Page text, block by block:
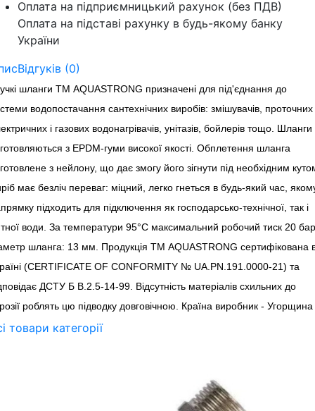
Оплата на підприємницький рахунок (без ПДВ)
Оплата на підставі рахунку в будь-якому банку
України
Відгуків (0)
шланги ТМ AQUASTRONG призначені для під'єднання до
водопостачання сантехнічних виробів: змішувачів, проточних
і газових водонагрівачів, унітазів, бойлерів тощо. Шланги
з EPDM-гуми високої якості. Обплетення шланга
з нейлону, що дає змогу його зігнути під необхідним
має безліч переваг: міцний, легко гнеться в будь-який час,
підходить для підключення як господарсько-технічної, так і
води. За температури 95°C максимальний робочий тиск 20
шланга: 13 мм. Продукція ТМ AQUASTRONG сертифікована
(CERTIFICATE OF CONFORMITY № UA.PN.191.0000-21) та
ДСТУ Б В.2.5-14-99. Відсутність матеріалів схильних до
роблять цю підводку довговічною. Країна виробник - Угорщина
товари категорії